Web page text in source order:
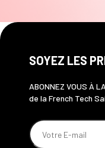
SOYEZ LES
ABONNEZ VOUS À
de la French Tech